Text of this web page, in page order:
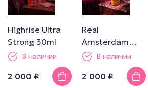
Highrise Ultra
Strong 30ml
В наличии
2 000 ₽
Real
Amsterdam
30mlВ наличии
2 000 ₽